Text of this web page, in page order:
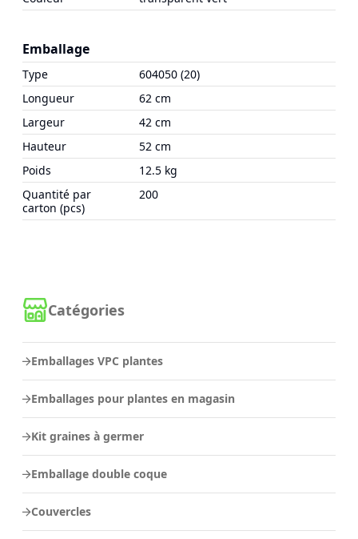
Catégories
Emballages VPC plantes
Emballages pour plantes en magasin
Kit graines à germer
Emballage double coque
Couvercles
Emballage
Type
604050 (20)
Longueur
62 cm
Largeur
42 cm
Hauteur
52 cm
Poids
12.5 kg
Quantité par
carton (pcs)
200